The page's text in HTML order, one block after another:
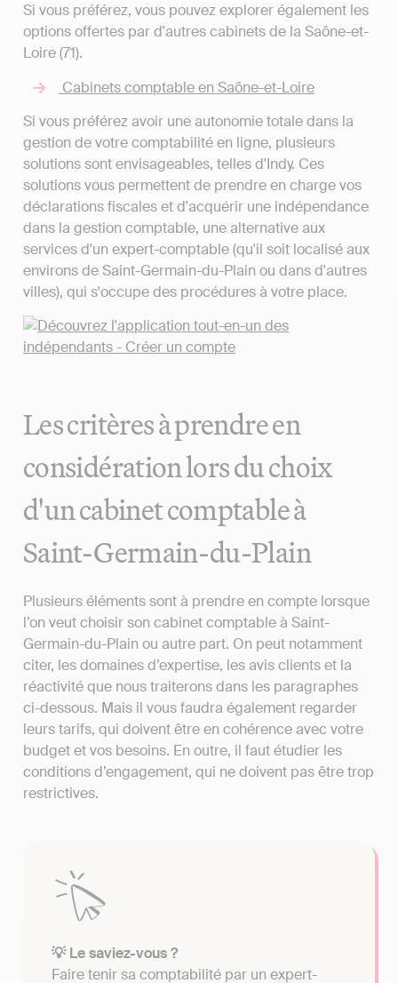
Si vous préférez, vous pouvez explorer également les
options offertes par d'autres cabinets de la Saône-et-
Loire (71).
Cabinets comptable en Saône-et-Loire
Si vous préférez avoir une autonomie totale dans la
gestion de votre comptabilité en ligne, plusieurs
solutions sont envisageables, telles d'Indy. Ces
solutions vous permettent de prendre en charge vos
déclarations fiscales et d'acquérir une indépendance
dans la gestion comptable, une alternative aux
services d'un expert-comptable (qu'il soit localisé aux
environs de Saint-Germain-du-Plain ou dans d'autres
villes), qui s'occupe des procédures à votre place.
Les critères à prendre en
considération lors du choix
d'un cabinet comptable à
Saint-Germain-du-Plain
Plusieurs éléments sont à prendre en compte lorsque
l’on veut choisir son cabinet comptable à Saint-
Germain-du-Plain ou autre part. On peut notamment
citer, les domaines d’expertise, les avis clients et la
réactivité que nous traiterons dans les paragraphes
ci-dessous. Mais il vous faudra également regarder
leurs tarifs, qui doivent être en cohérence avec votre
budget et vos besoins. En outre, il faut étudier les
conditions d’engagement, qui ne doivent pas être trop
restrictives.
💡 Le saviez-vous ?
Faire tenir sa comptabilité par un expert-